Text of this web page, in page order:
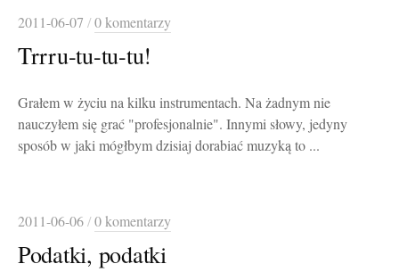
2011-06-07 /0 komentarzy
Trrru-tu-tu-tu!
Grałem w życiu na kilku instrumentach. Na żadnym nie
nauczyłem się grać "profesjonalnie". Innymi słowy, jedyny
sposób w jaki mógłbym dzisiaj dorabiać muzyką to ...
2011-06-06/0 komentarzy
Podatki, podatki